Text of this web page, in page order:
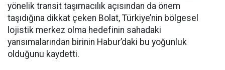
yönelik transit taşımacılık açısından da önem
taşıdığına dikkat çeken Bolat, Türkiye’nin bölgesel
lojistik merkez olma hedefinin sahadaki
yansımalarından birinin Habur’daki bu yoğunluk
olduğunu kaydetti.